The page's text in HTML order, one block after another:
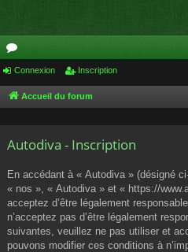
or
u
s
Connexion Inscription
Accueil du forum
Autodiva - Inscription
En accédant à « Autodiva » (désigné
« nos », « Autodiva » et « https://
acceptez d’être légalement
n’acceptez pas d’être légalement
suivantes, veuillez ne pas utiliser et
pouvons modifier ces conditions à